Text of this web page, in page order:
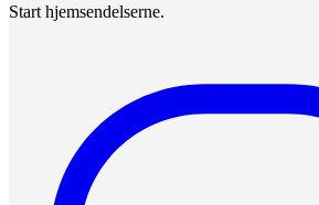
Start hjemsendelserne.